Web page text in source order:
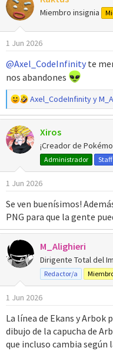
c
o
n
s
:
Miembro insignia
1 Jun 2026
@Axel_CodeInfinity te
nos abandones
R
e
a
c
c
e
:
Axel_CodeInfinityy
Xiros
¡Creador de
Administrador
Staff
1 Jun 2026
Se ven buenísimos!
PNG para que la gente
M_Alighieri
Dirigente Total del
Redactor/a
1 Jun 2026
La línea de Ekans y
dibujo de la capucha de
que incluso cambia según